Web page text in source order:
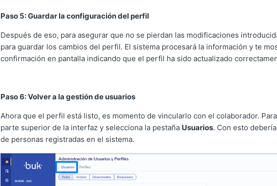
Paso 5: Guardar la configuración del perfil
Después de eso, para asegurar que no se pierdan las modificaciones
para guardar los cambios del perfil. El sistema procesará la información y te
confirmación en pantalla indicando que el perfil ha sido actualizado
Paso 6: Volver a la gestión de usuarios
Ahora que el perfil está listo, es momento de vincularlo con el colaborador.
parte superior de la interfaz y selecciona la pestaña Usuarios. Con esto
de personas registradas en el sistema.